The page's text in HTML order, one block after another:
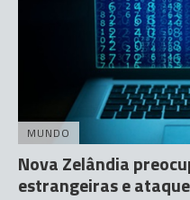
MUNDO
Nova Zelândia
estrangeiras e